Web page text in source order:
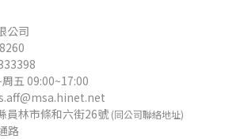
公司
五 09:00~17:00
員林市條和六街26號 (同公司聯絡地址)
路